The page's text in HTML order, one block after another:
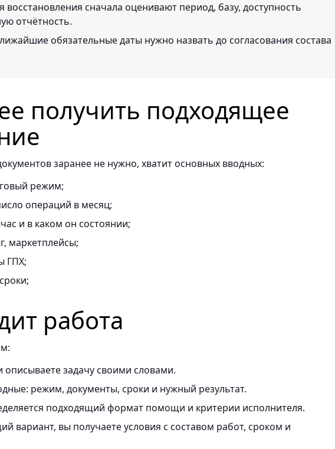
восстановления сначала оценивают период, базу, доступность
отчётность.
обязательные даты нужно назвать до согласования состава
получить подходящее
заранее не нужно, хватит основных вводных:
режим;
операций в месяц;
и в каком он состоянии;
маркетплейсы;
ГПХ;
работа
описываете задачу своими словами.
режим, документы, сроки и нужный результат.
подходящий формат помощи и критерии исполнителя.
вариант, вы получаете условия с составом работ, сроком и